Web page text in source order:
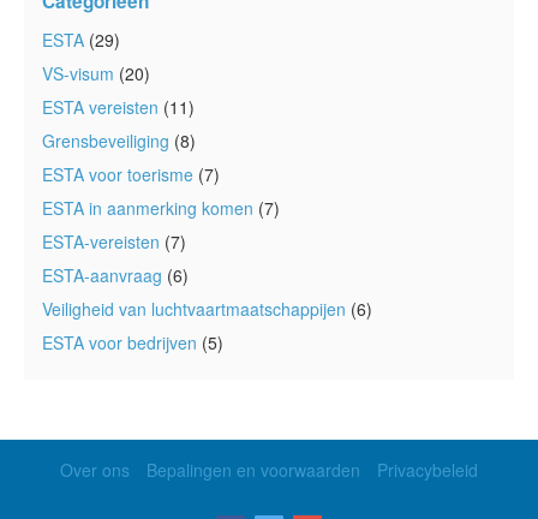
ESTA (29)
VS-visum (20)
ESTA vereisten (11)
Grensbeveiliging (8)
ESTA voor toerisme (7)
ESTA in aanmerking komen (7)
ESTA-vereisten (7)
ESTA-aanvraag (6)
Veiligheid van luchtvaartmaatschappijen (6)
ESTA voor bedrijven (5)
Over ons Bepalingen en voorwaarden Privacybeleid